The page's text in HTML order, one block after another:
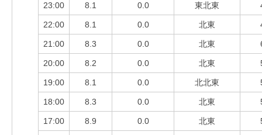
23:00 8.1 0.0 東北東
22:00 8.1 0.0 北東
21:00 8.3 0.0 北東
20:00 8.2 0.0 北東
19:00 8.1 0.0 北北東
18:00 8.3 0.0 北東
17:00 8.9 0.0 北東